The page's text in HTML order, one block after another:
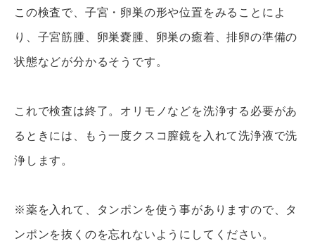
この検査で、子宮・卵巣の形や位置をみることによ
り、子宮筋腫、卵巣嚢腫、卵巣の癒着、排卵の準備の
状態などが分かるそうです。
これで検査は終了。オリモノなどを洗浄する必要があ
るときには、もう一度クスコ膣鏡を入れて洗浄液で洗
浄します。
※薬を入れて、タンポンを使う事がありますので、タ
ンポンを抜くのを忘れないようにしてください。